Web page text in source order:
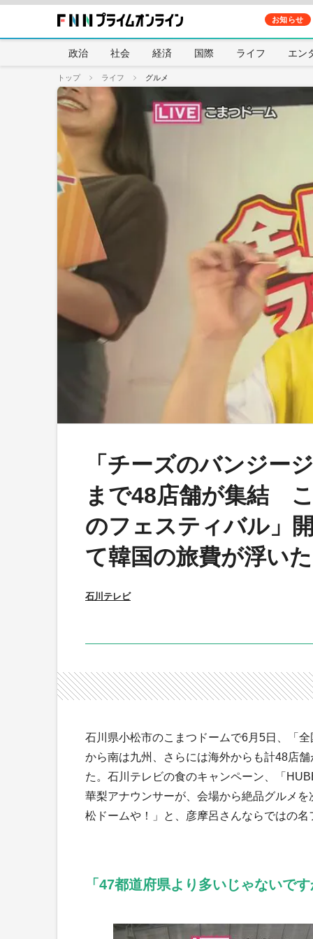
お知らせ
政治 社会 経済 国際 ライフ エン
トップ ライフ グルメ
「チーズのバンジー
まで48店舗が集結
のフェスティバル」
て韓国の旅費が浮い
石川テレビ
石川県小松市のこまつドームで6月5日、「
から南は九州、さらには海外からも計48店
た。石川テレビの食のキャンペーン、「
華梨アナウンサーが、会場から絶品グルメ
松ドームや！」と、彦摩呂さんならではの
「47都道府県より多いじゃないで